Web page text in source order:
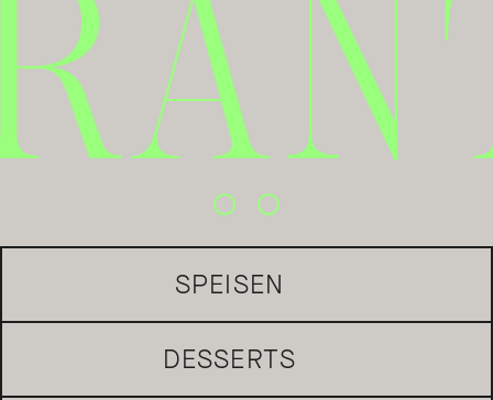
TISCH ANFRAGEN
SPEISEN
DESSERTS